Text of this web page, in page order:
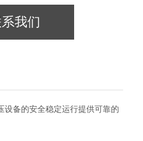
我们
设备的安全稳定运行提供可靠的